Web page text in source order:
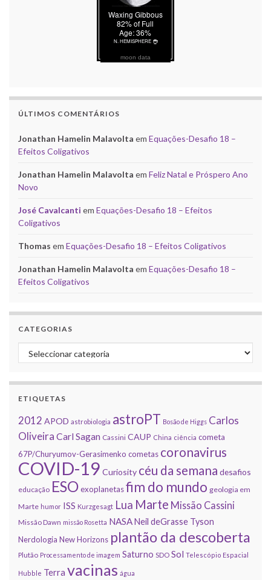
moon data
ÚLTIMOS COMENTÁRIOS
Jonathan Hamelin Malavolta em Equações-Desafio 18 –
Efeitos Coligativos
Jonathan Hamelin Malavolta em Feliz Natal e Próspero Ano
Novo
José Cavalcanti em Equações-Desafio 18 – Efeitos
Coligativos
Thomas em Equações-Desafio 18 – Efeitos Coligativos
Jonathan Hamelin Malavolta em Equações-Desafio 18 –
Efeitos Coligativos
CATEGORIAS
Categorias
ETIQUETAS
2012 APOD astrobiologia astroPT Bosão de Higgs Carlos
Oliveira Carl Sagan Cassini CAUP China ciência cometa
67P/Churyumov-Gerasimenko cometas coronavirus
COVID-19 Curiosity céu da semana desafios
educação ESOexoplanetasfim do mundo geologia em
Marte humor ISS Kurzgesagt Lua Marte Missão Cassini
Missão Dawn missão Rosetta NASANeil deGrasse Tyson
Nerdologia New Horizons plantão da descoberta
Plutão Processamento de imagem Saturno SDO Sol Telescópio Espacial
Hubble Terra vacinas água